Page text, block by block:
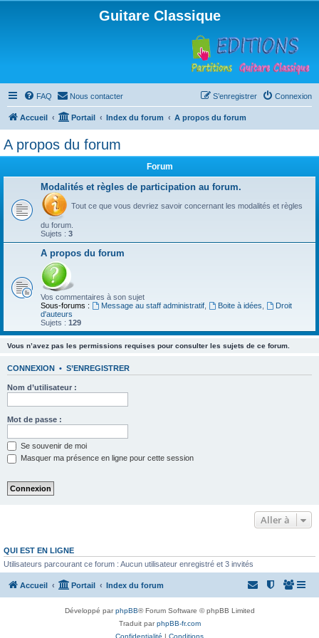
Guitare Classique
FAQ Nous contacter Connexion
S’enregistrer
Accueil Portail Index du forum A propos du forum
A propos du forum
Forum
Modalités et règles de participation au forum.
Tout ce que vous devriez savoir concernant les modalités et règles
du forum.
Sujets : 3
A propos du forum
Vos commentaires à son sujet
Sous-forums :
Message au staff administratif, Boite à idées
Droit
d'auteurs
Sujets : 129
Vous n’avez pas les permissions requises pour consulter les sujets de ce forum.
CONNEXION • S’ENREGISTRER
Nom d’utilisateur :
Mot de passe :
Se souvenir de moi
Masquer ma présence en ligne pour cette session
Aller à
QUI EST EN LIGNE
Utilisateurs parcourant ce forum : Aucun utilisateur enregistré et 3 invités
Accueil Portail Index du forum
Développé parphpBB® Forum Software © phpBB Limited
Traduit parphpBB-fr.com
Confidentialité | Conditions